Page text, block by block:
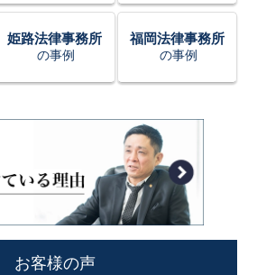
姫路法律事務所
の事例
福岡法律事務所
の事例
お客様の声